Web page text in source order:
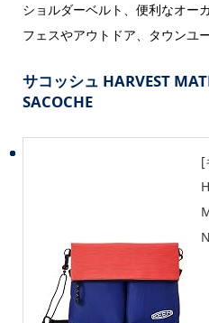
ショルダーベルト、便利なオー
フェスやアウトドア、タウンユ
サコッシュ HARVEST
SACOCHE
[